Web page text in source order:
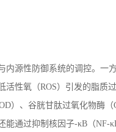
源性防御系统的调控。一
活性氧（ROS）引发的脂质
）、谷胱甘肽过氧化物酶（
能通过抑制核因子-κB （NF-κ